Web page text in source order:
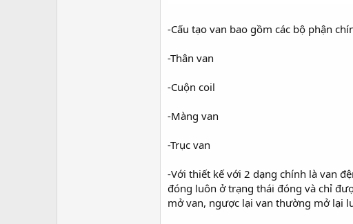
-Cấu tạo van bao gồm các bộ phận
-Thân van
-Cuộn coil
-Màng van
-Trục van
-Với thiết kế với 2 dạng chính là van
đóng luôn ở trạng thái đóng và chỉ
mở van, ngược lại van thường mở lại